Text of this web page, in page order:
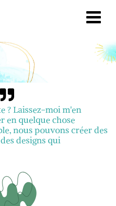
? Laissez-moi m'en
en quelque chose
nous pouvons créer des
designs qui